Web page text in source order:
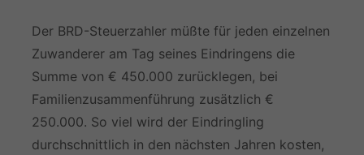
Der BRD-Steuerzahler müßte für jeden einzelnen
Zuwanderer am Tag seines Eindringens die
Summe von € 450.000 zurücklegen, bei
Familienzusammenführung zusätzlich €
250.000. So viel wird der Eindringling
durchschnittlich in den nächsten Jahren kosten,